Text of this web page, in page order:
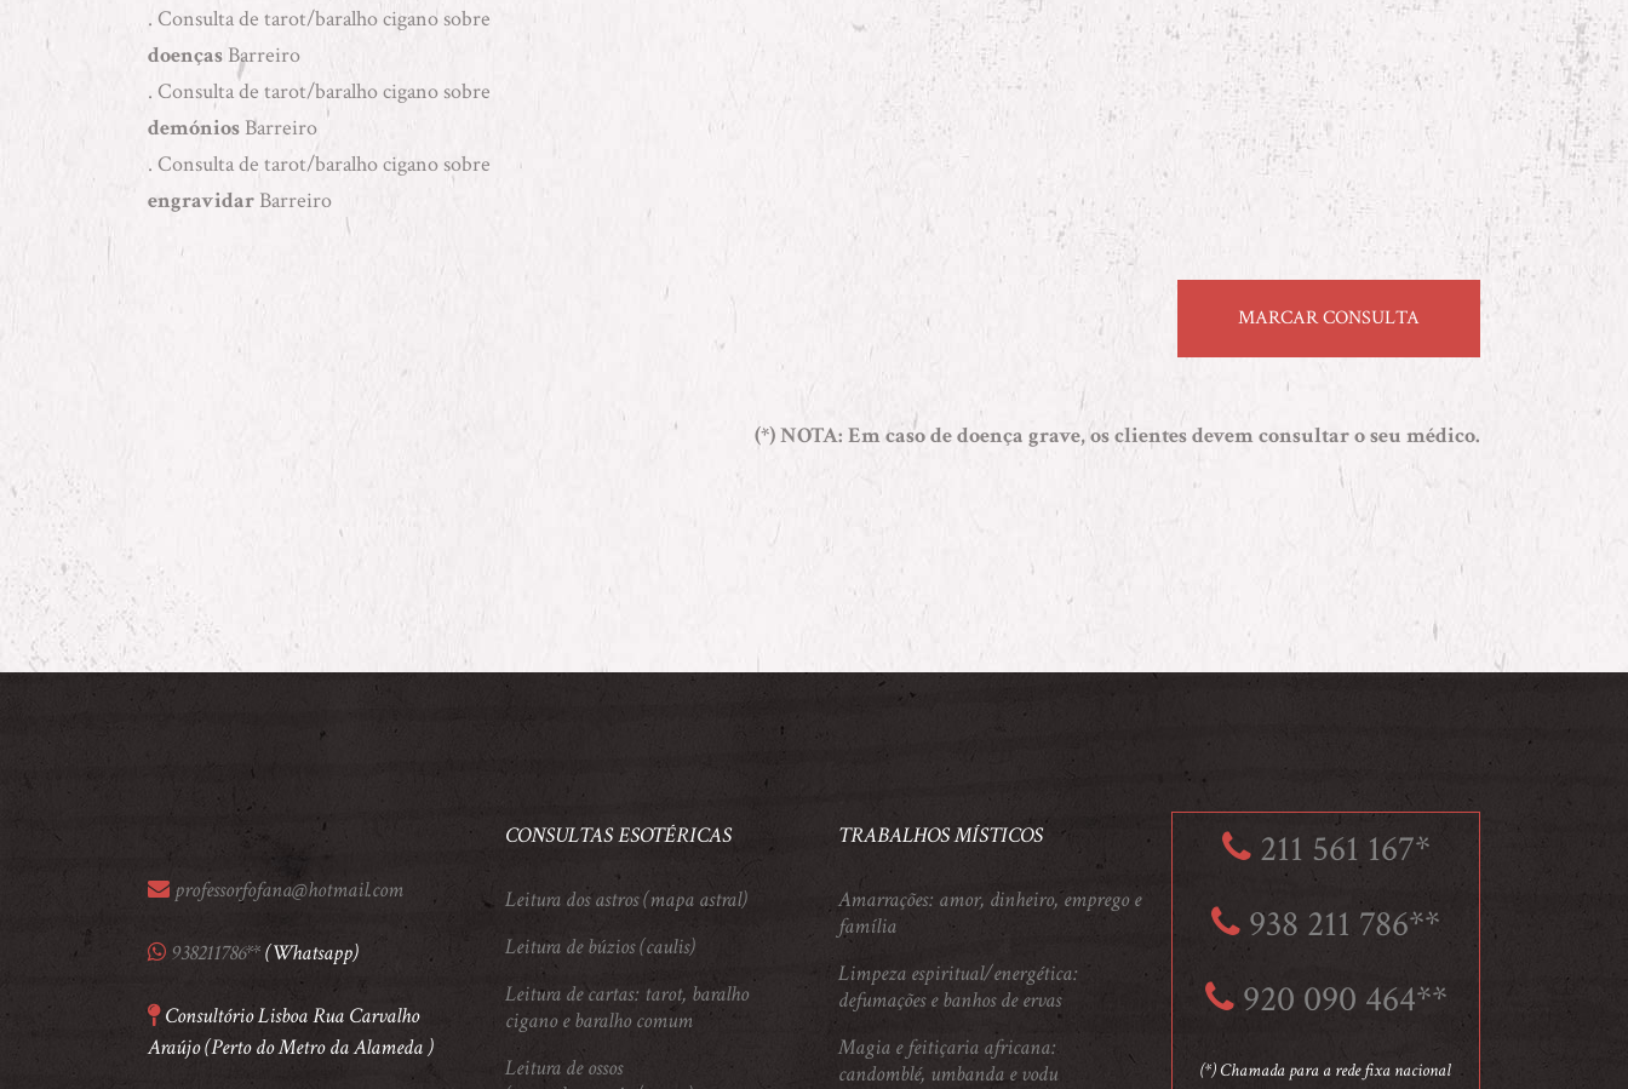
. Consulta de tarot/baralho cigano sobre
doenças Barreiro
. Consulta de tarot/baralho cigano sobre
demónios Barreiro
. Consulta de tarot/baralho cigano sobre
engravidar Barreiro
MARCAR CONSULTA
(*) NOTA: Em caso de doença grave, os clientes devem consultar o seu médico.
professorfofana@hotmail.com
938211786**(Whatsapp)
Consultório Lisboa Rua Carvalho
Araújo (Perto do Metro da Alameda )
CONSULTAS ESOTÉRICAS
Leitura dos astros (mapa astral)
Leitura de búzios (caulis)
Leitura de cartas: tarot, baralho
cigano e baralho comum
Leitura de ossos
TRABALHOS MÍSTICOS
Amarrações: amor, dinheiro, emprego e
família
Limpeza espiritual/energética:
defumações e banhos de ervas
Magia e feitiçaria africana:
candomblé, umbanda e vodu
211 561 167*
938 211 786**
920 090 464**
(*) Chamada para a rede fixa nacional